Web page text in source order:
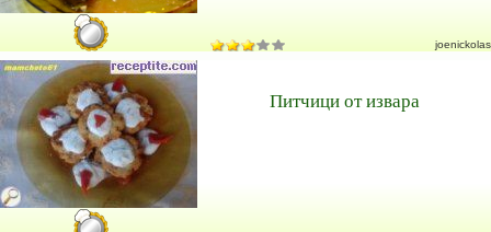
joenickolas
Питчици от извара